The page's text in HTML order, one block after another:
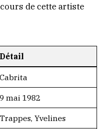
de cette artiste
Détail
Cabrita
9 mai 1982
Trappes, Yvelines